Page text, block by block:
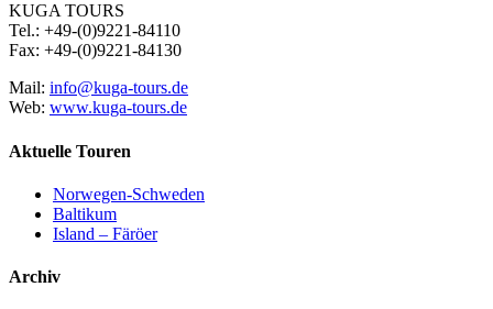
KUGA TOURS
Tel.: +49-(0)9221-84110
Fax: +49-(0)9221-84130
Mail: info@kuga-tours.de
Web: www.kuga-tours.de
Aktuelle Touren
Norwegen-Schweden
Baltikum
Island – Färöer
Archiv